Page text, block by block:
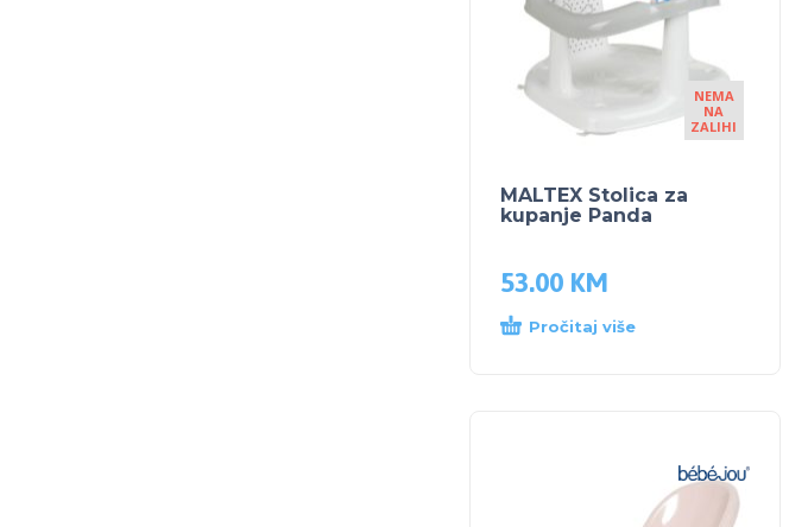
NEMA
NA
ZALIHI
MALTEX Stolica za
kupanje Panda
53.00 KM
Pročitaj više